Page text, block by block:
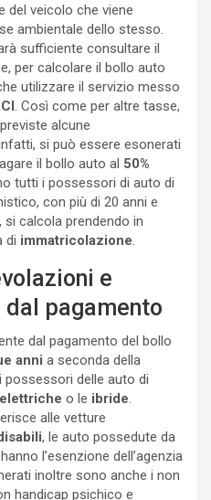
del veicolo che viene
ambientale dello stesso.
sufficiente consultare il
per calcolare il bollo auto
utilizzare il servizio messo
. Così come per altre tasse,
alcune
si può essere esonerati
il bollo auto al 50%
tutti i possessori di auto di
con più di 20 anni e
si calcola prendendo in
di immatricolazione.
e
pagamento
dal pagamento del bollo
anni a seconda della
delle auto di
elettriche o le ibride.
alle vetture
, le auto possedute da
l’esenzione dell’agenzia
inoltre sono anche i non
handicap psichico e